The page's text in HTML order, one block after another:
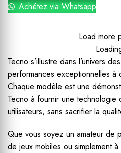
Achétez via Whatsapp
Load more
Tecno s’illustre dans l’univers
performances exceptionnelles à
Chaque modèle est une
Tecno à fournir une technologie
utilisateurs, sans sacrifier la
Que vous soyez un amateur de
de jeux mobiles ou simplement